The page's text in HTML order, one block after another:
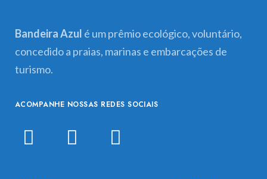
Bandeira Azul é um prêmio ecológico, voluntário,
concedido a praias, marinas e embarcações de
turismo.
ACOMPANHE NOSSAS REDES SOCIAIS